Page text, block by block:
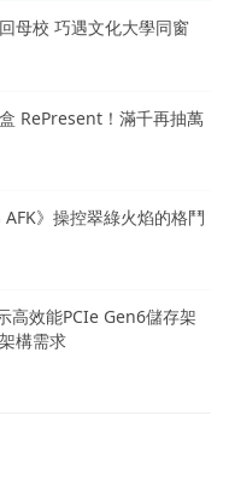
母校 巧遇文化大學同窗
RePresent！滿千再抽萬
AFK》操控翠綠火焰的格鬥
效能PCIe Gen6儲存架
構需求